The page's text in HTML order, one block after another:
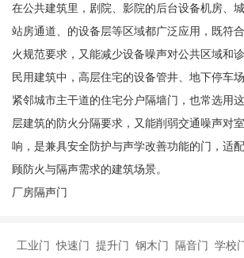
在公共建筑里，剧院、影院的后台设备机房、
站房通道、的设备层等区域都广泛应用，既符
火规范要求，又能减少设备噪声对公共区域和诊
民用建筑中，高层住宅的设备管井、地下停车
紧邻城市主干道的住宅分户隔墙门，也常选用
层建筑的防火分隔要求，又能削弱交通噪声对
响，是兼具安全防护与声学改善功能的门，适
顾防火与隔声需求的建筑场景。
厂房隔声门
工业门 快速门 提升门 钢木门 隔音门 学校